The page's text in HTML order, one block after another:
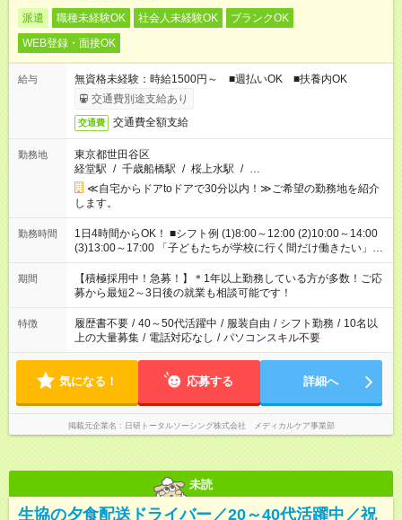
派遣 職種未経験OK 社会人未経験OK
ブランクOK
WEB登録・面接OK
給与
無資格未経験：時給1500円～ ■週払いOK ■扶養内OK
交通費別途支給あり
交通費 交通費全額支給
勤務地
東京都世田谷区
経堂駅 / 千歳船橋駅 / 桜上水駅 / …
≪自宅からドアtoドアで30分以内！≫ご希望の勤務地を紹介
します。
勤務時間
1日4時間からOK！ ■シフト例 (1)8:00～12:00 (2)10:00～14:00
(3)13:00～17:00 「子どもたちが学校に行く間だけ働きたい」
「余裕を持って夕飯の準備がしたい」 「午前中は働いて、午後
はプライベートの時間にしたい」 など、ご希望を教えてくださ
いね。 ※Wワーク希望の方へ 今ご覧のお仕事で希望する勤務時
間と、もう1つのお仕事の勤務時間。 合計で週40時間を超える
場合は応募できません。
期間
【積極採用中！急募！】＊1年以上勤務している方が多数！ご応
募から最短2～3日後の就業も相談可能です！
特徴 履歴書不要 / 40～50代活躍中 / 服装自由 / シフト勤務 / 10名以
上の大量募集 / 電話対応なし / パソコンスキル不要
気になる！ 応募する 詳細へ
掲載元企業名 日研トータルソーシング株式会社 メディカルケア事業部
未読
生協の夕食配送ドライバー／20～40代活躍中／祝